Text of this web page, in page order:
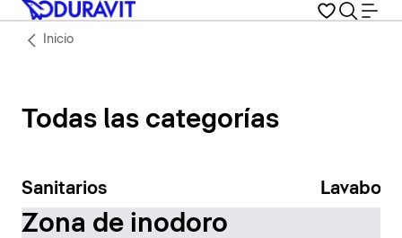
Inicio
Todas las categorías
Sanitarios Lavabos
Zona de inodoro